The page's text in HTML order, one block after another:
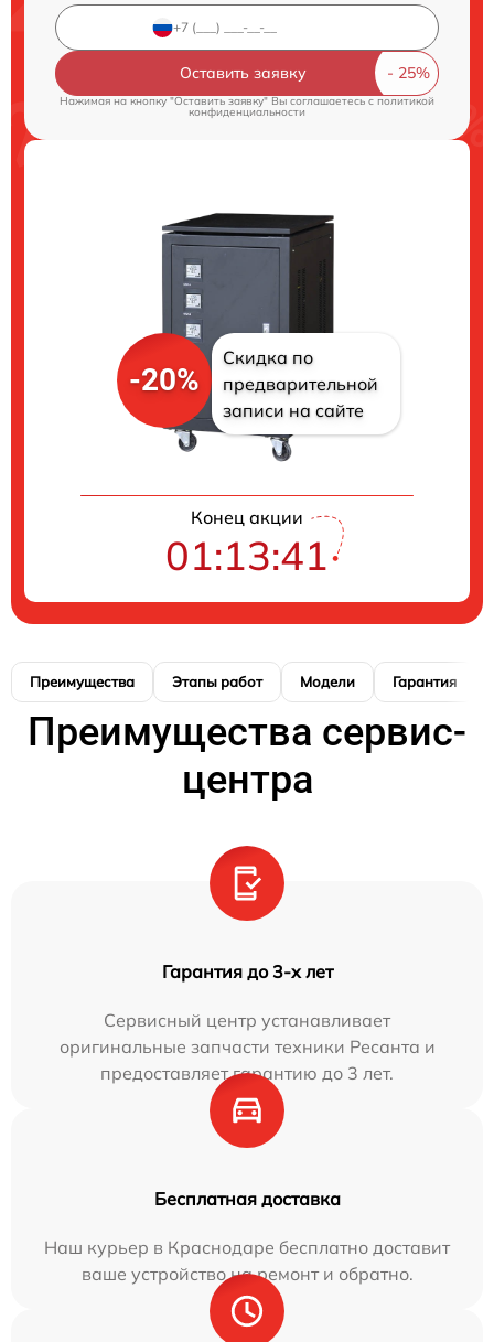
Оставить заявку
Нажимая на кнопку "Оставить заявку" Вы соглашаетесь cполитикой
конфиденциальности
-20%
Скидка по
предварительной
записи на сайте
Конец акции
01:13:40
Преимущества Этапы работ Модели Гарантия
Преимущества сервис-
центра
Гарантия до 3-х лет
Сервисный центр устанавливает
оригинальные запчасти техники Ресанта и
предоставляет гарантию до 3 лет.
Бесплатная доставка
Наш курьер в Краснодаре бесплатно доставит
ваше устройство на ремонт и обратно.